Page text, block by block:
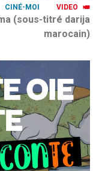
VIDEO
CINÉ-MOI
(sous-titré darija
marocain)